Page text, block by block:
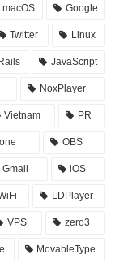
macOS Google
Twitter Linux
Rails JavaScript
NoxPlayer
Vietnam PR
OBS
Gmail iOS
LDPlayer
VPS zero3
MovableType